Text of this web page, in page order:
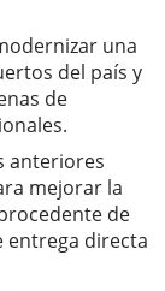
una
del país y
de
anteriores
mejorar la
de
entrega directa